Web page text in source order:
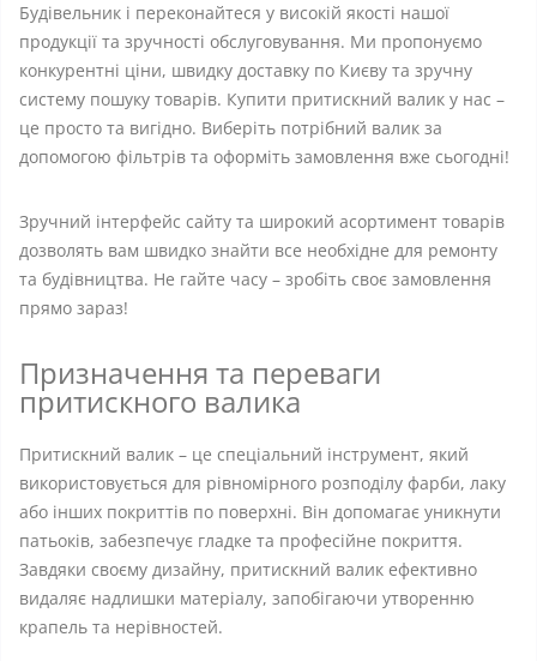
Будівельник і переконайтеся у високій якості нашої
продукції та зручності обслуговування. Ми пропонуємо
конкурентні ціни, швидку доставку по Києву та зручну
систему пошуку товарів. Купити притискний валик у нас –
це просто та вигідно. Виберіть потрібний валик за
допомогою фільтрів та оформіть замовлення вже сьогодні!
Зручний інтерфейс сайту та широкий асортимент товарів
дозволять вам швидко знайти все необхідне для ремонту
та будівництва. Не гайте часу – зробіть своє замовлення
прямо зараз!
Призначення та переваги
притискного валика
Притискний валик – це спеціальний інструмент, який
використовується для рівномірного розподілу фарби, лаку
або інших покриттів по поверхні. Він допомагає уникнути
патьоків, забезпечує гладке та професійне покриття.
Завдяки своєму дизайну, притискний валик ефективно
видаляє надлишки матеріалу, запобігаючи утворенню
крапель та нерівностей.